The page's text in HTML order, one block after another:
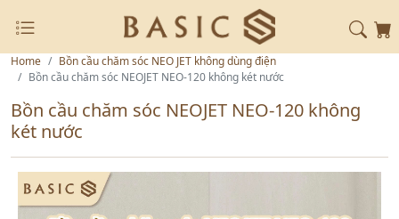
Home
Bồn cầu chăm sóc NEO JET không dùng điện
Bồn cầu chăm sóc NEOJET NEO-120 không két nước
Bồn cầu chăm sóc NEOJET NEO-120 không
két nước